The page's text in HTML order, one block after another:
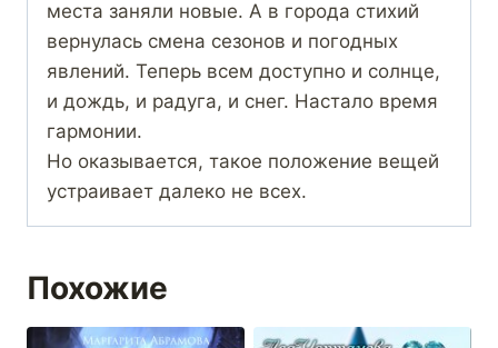
места заняли новые. А в города стихий
вернулась смена сезонов и погодных
явлений. Теперь всем доступно и солнце,
и дождь, и радуга, и снег. Настало время
гармонии.
Но оказывается, такое положение вещей
устраивает далеко не всех.
Похожие